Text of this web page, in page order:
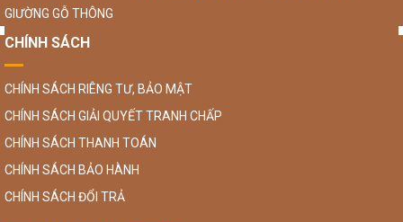
GIƯỜNG GỖ THÔNG
CHÍNH SÁCH
CHÍNH SÁCH RIÊNG TƯ, BẢO MẬT
CHÍNH SÁCH GIẢI QUYẾT TRANH CHẤP
CHÍNH SÁCH THANH TOÁN
CHÍNH SÁCH BẢO HÀNH
CHÍNH SÁCH ĐỔI TRẢ